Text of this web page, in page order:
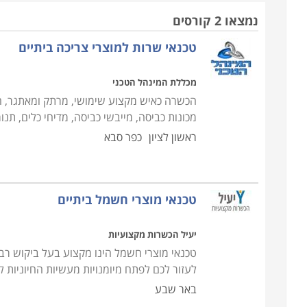
החכמה והחסכונית מבין השתיים.
כיום מערך התיקונים למכשירי חשמל מתרכז פחות
מוקדי שירות של חברות גדולות המציעות ביטוח
היבואן, או לאחר שזו נגמרת, כחלק מביטוח פרטי.
מדיח כלים, תנורי אפיה, מייבשי כביסה ומקררים יש
הטכני, הבנת כל מערכת אלקטרונית של כל אחד מהם
מהלך הקורס
הלימודים כוללים שיעורים תיאורטיים בתחום
ניסיון פעיל במכשירי החשמל הביתיים הנפוצים.
ובסיום הקורס ניתן מיידית להשתלב בתחום כטכנאי.
התמחויות והסמכה - מה לבחור ואיך
נמצאו 2 קורסים
טכנאי שרות למוצרי צריכה ביתיים
מכללת המינהל הטכני
הכשרה כאיש מקצוע שימושי, מרתק
מכונות כביסה, מייבשי כביסה, מדיחי כלים,
ראשון לציון כפר סבא
טכנאי מוצרי חשמל ביתיים
יעיל הכשרות מקצועיות
טכנאי מוצרי חשמל הינו מקצוע בעל ביקוש
לעזור לכם לפתח מיומנויות מעשיות
באר שבע